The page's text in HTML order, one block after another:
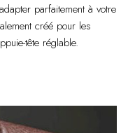
parfaitement à votre
créé pour les
tête réglable.